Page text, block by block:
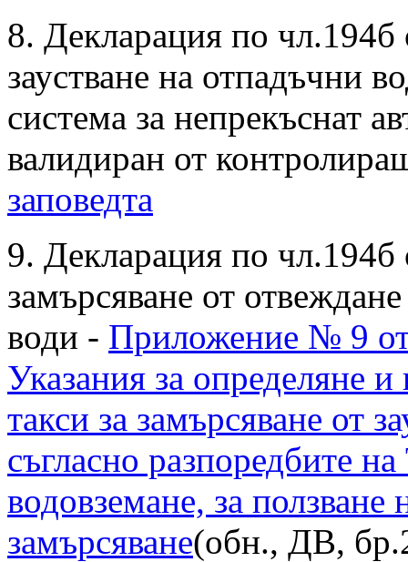
8. Декларация по чл.194б
заустване на отпадъчни
система за непрекъснат
валидиран от
заповедта
9. Декларация по чл.194б
замърсяване от
води - Приложение № 9 от
Указания за определяне
такси за замърсяване от
съгласно разпоредбите
водовземане, за ползване
замърсяване(обн., ДВ,